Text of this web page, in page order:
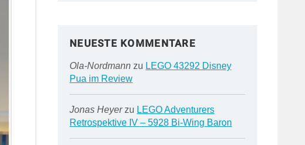
NEUESTE KOMMENTARE
Ola-Nordmannzu LEGO 43292 Disney
Pua im Review
Jonas Heyerzu LEGO Adventurers
Retrospektive IV – 5928 Bi-Wing Baron